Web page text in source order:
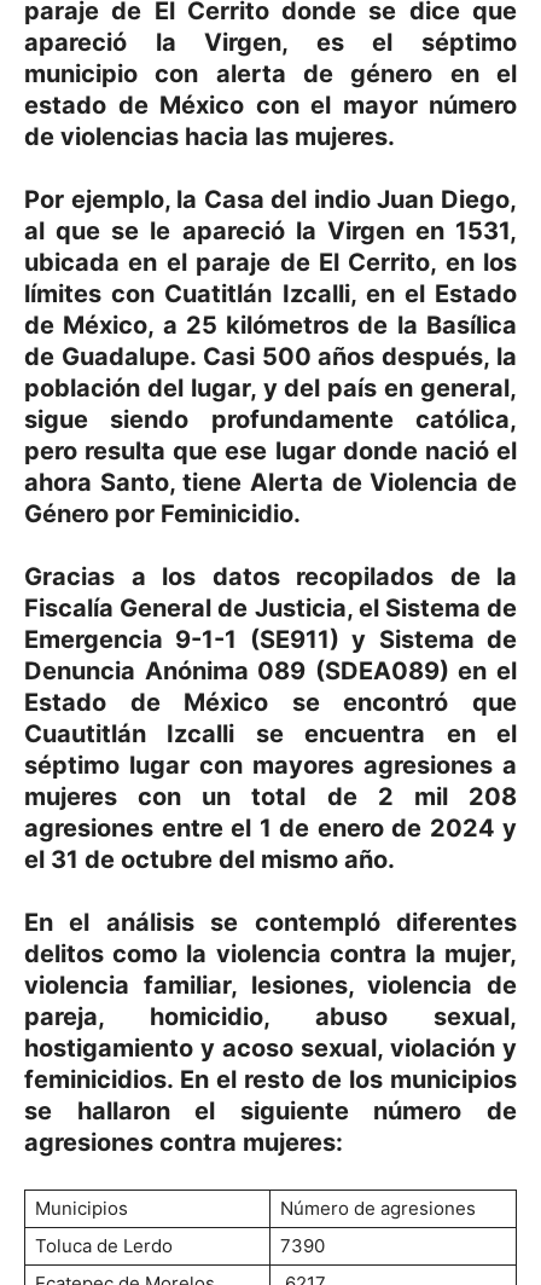
paraje de El Cerrito donde se dice que
apareció la Virgen, es el séptimo
municipio con alerta de género en el
estado de México con el mayor número
de violencias hacia las mujeres.
Por ejemplo, la Casa del indio Juan Diego,
al que se le apareció la Virgen en 1531,
ubicada en el paraje de El Cerrito, en los
límites con Cuatitlán Izcalli, en el Estado
de México, a 25 kilómetros de la Basílica
de Guadalupe. Casi 500 años después, la
población del lugar, y del país en general,
sigue siendo profundamente católica,
pero resulta que ese lugar donde nació el
ahora Santo, tiene Alerta de Violencia de
Género por Feminicidio.
Gracias a los datos recopilados de la
Fiscalía General de Justicia, el Sistema de
Emergencia 9-1-1 (SE911) y Sistema de
Denuncia Anónima 089 (SDEA089) en el
Estado de México se encontró que
Cuautitlán Izcalli se encuentra en el
séptimo lugar con mayores agresiones a
mujeres con un total de 2 mil 208
agresiones entre el 1 de enero de 2024 y
el 31 de octubre del mismo año.
En el análisis se contempló diferentes
delitos como la violencia contra la mujer,
violencia familiar, lesiones, violencia de
pareja, homicidio, abuso sexual,
hostigamiento y acoso sexual, violación y
feminicidios. En el resto de los municipios
se hallaron el siguiente número de
agresiones contra mujeres:
Municipios
Número de agresiones
Toluca de Lerdo
7390